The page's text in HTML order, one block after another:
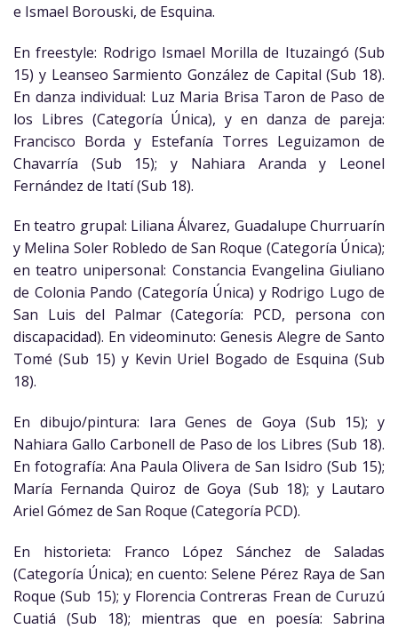
e Ismael Borouski, de Esquina.
En freestyle: Rodrigo Ismael Morilla de Ituzaingó (Sub
15) y Leanseo Sarmiento González de Capital (Sub 18).
En danza individual: Luz Maria Brisa Taron de Paso de
los Libres (Categoría Única), y en danza de pareja:
Francisco Borda y Estefanía Torres Leguizamon de
Chavarría (Sub 15); y Nahiara Aranda y Leonel
Fernández de Itatí (Sub 18).
En teatro grupal: Liliana Álvarez, Guadalupe Churruarín
y Melina Soler Robledo de San Roque (Categoría Única);
en teatro unipersonal: Constancia Evangelina Giuliano
de Colonia Pando (Categoría Única) y Rodrigo Lugo de
San Luis del Palmar (Categoría: PCD, persona con
discapacidad). En videominuto: Genesis Alegre de Santo
Tomé (Sub 15) y Kevin Uriel Bogado de Esquina (Sub
18).
En dibujo/pintura: Iara Genes de Goya (Sub 15); y
Nahiara Gallo Carbonell de Paso de los Libres (Sub 18).
En fotografía: Ana Paula Olivera de San Isidro (Sub 15);
María Fernanda Quiroz de Goya (Sub 18); y Lautaro
Ariel Gómez de San Roque (Categoría PCD).
En historieta: Franco López Sánchez de Saladas
(Categoría Única); en cuento: Selene Pérez Raya de San
Roque (Sub 15); y Florencia Contreras Frean de Curuzú
Cuatiá (Sub 18); mientras que en poesía: Sabrina